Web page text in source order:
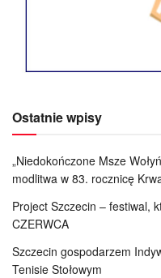
Ostatnie wpisy
„Niedokończone Msze
modlitwa w 83. rocznicę
Project Szczecin – festiwal,
CZERWCA
Szczecin gospodarzem
Tenisie Stołowym